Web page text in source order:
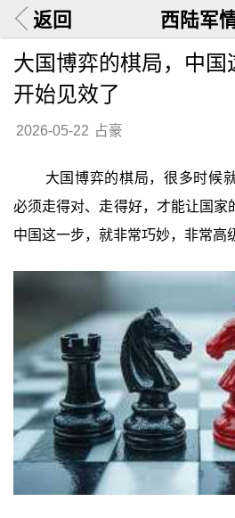
返回 西陆军
大国博弈的棋局，中国
开始见效了
2026-05-22 占豪
大国博弈的棋局，很多时候
必须走得对、走得好，才能让国家
中国这一步，就非常巧妙，非常高